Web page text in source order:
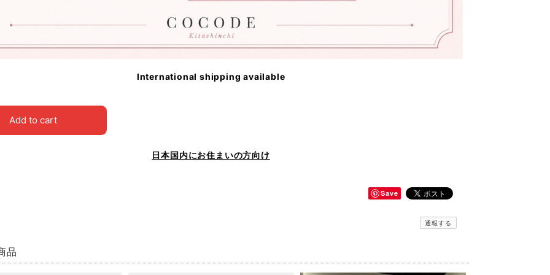
International shipping available
Add to cart
日本国内にお住まいの方向け
Save
通報する
品